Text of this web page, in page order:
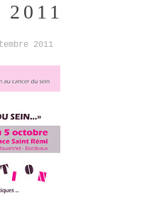
2011
2011